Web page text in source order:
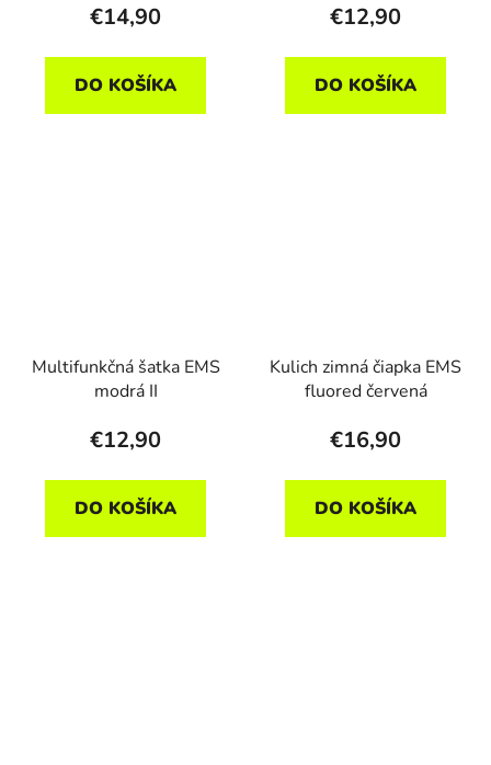
€14,90
DO KOŠÍKA
€12,90
DO KOŠÍKA
Multifunkčná šatka EMS
modrá II
€12,90
DO KOŠÍKA
Kulich zimná čiapka EMS
fluored červená
€16,90
DO KOŠÍKA